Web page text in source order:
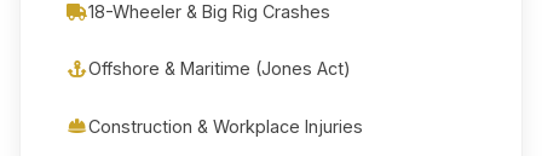
18-Wheeler & Big Rig Crashes
Offshore & Maritime (Jones Act)
Construction & Workplace Injuries